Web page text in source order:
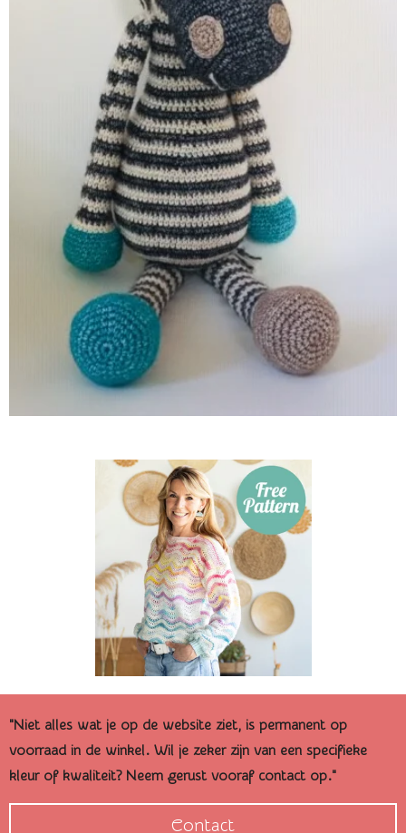
"Niet alles wat je op de website ziet, is permanent op
voorraad in de winkel. Wil je zeker zijn van een specifieke
kleur of kwaliteit? Neem gerust vooraf contact op."
Contact